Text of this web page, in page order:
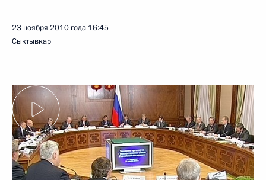
23 ноября 2010 года 16:45
Сыктывкар